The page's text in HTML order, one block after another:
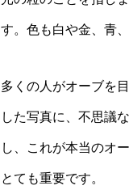
す。色も白や金、青
多くの人がオーブを
した写真に、不思議
し、これが本当のオ
とても重要です。